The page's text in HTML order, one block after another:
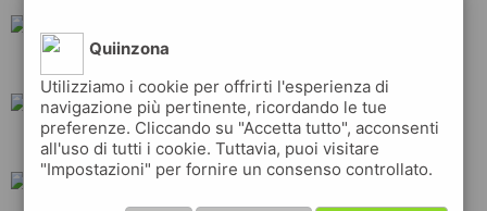
esso erg api
Quiinzona
Utilizziamo i cookie per offrirti l'esperienza di
navigazione più pertinente, ricordando le tue
preferenze. Cliccando su "Accetta tutto", acconsenti
all'uso di tutti i cookie. Tuttavia, puoi visitare
"Impostazioni" per fornire un consenso controllato.